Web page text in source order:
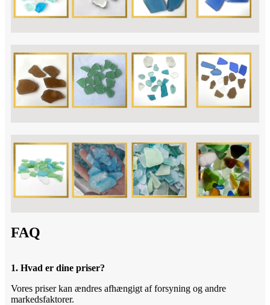
FAQ
1. Hvad er dine priser?
Vores priser kan ændres afhængigt af forsyning og andre
markedsfaktorer.